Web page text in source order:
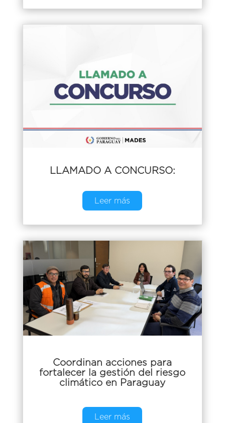
LLAMADO A CONCURSO:
Leer más
Coordinan acciones para
fortalecer la gestión del riesgo
climático en Paraguay
Leer más